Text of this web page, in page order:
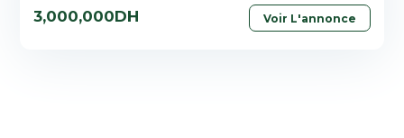
3,000,000DH Voir L'annonce